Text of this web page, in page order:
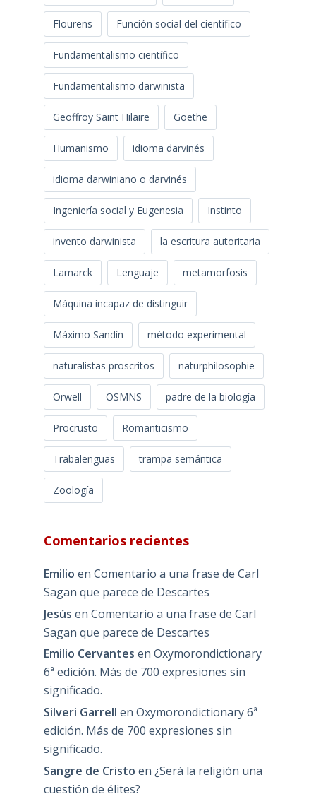
Flourens Función social del científico
Fundamentalismo científico
Fundamentalismo darwinista
Geoffroy Saint Hilaire Goethe
Humanismo idioma darvinés
idioma darwiniano o darvinés
Ingeniería social y Eugenesia Instinto
invento darwinista la escritura autoritaria
Lamarck Lenguaje metamorfosis
Máquina incapaz de distinguir
Máximo Sandín método experimental
naturalistas proscritos naturphilosophie
Orwell OSMNS padre de la biología
Procrusto Romanticismo
Trabalenguas trampa semántica
Zoología
Comentarios recientes
Emilio en Comentario a una frase de Carl
Sagan que parece de Descartes
Jesús en Comentario a una frase de Carl
Sagan que parece de Descartes
Emilio Cervantes en Oxymorondictionary
6ª edición. Más de 700 expresiones sin
significado.
Silveri Garrell en Oxymorondictionary 6ª
edición. Más de 700 expresiones sin
significado.
Sangre de Cristo en ¿Será la religión una
cuestión de élites?